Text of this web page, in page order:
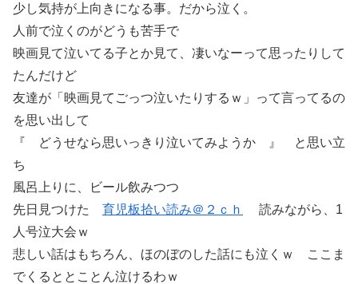
少し気持が上向きになる事。だから泣く。
人前で泣くのがどうも苦手で
映画見て泣いてる子とか見て、凄いなーって思ったりして
たんだけど
友達が「映画見てごっつ泣いたりするｗ」って言ってるの
を思い出して
『 どうせなら思いっきり泣いてみようか 』 と思い立
ち
風呂上りに、ビール飲みつつ
先日見つけた 育児板拾い読み＠２ｃｈ
読みながら、1
人号泣大会ｗ
悲しい話はもちろん、ほのぼのした話にも泣くｗ ここま
でくるととことん泣けるわｗ